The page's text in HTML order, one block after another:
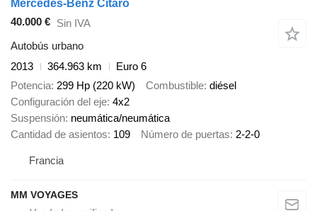
Mercedes-Benz Citaro
40.000 € Sin IVA
Autobús urbano
2013
364.963 km
Euro 6
Potencia 299 Hp (220 kW) Combustible diésel
Configuración del eje 4x2
Suspensión neumática/neumática
Cantidad de asientos 109 Número de puertas 2-2-0
Francia
MM VOYAGES